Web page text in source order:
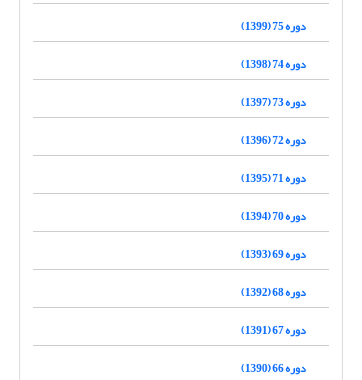
دوره 75 (1399)
دوره 74 (1398)
دوره 73 (1397)
دوره 72 (1396)
دوره 71 (1395)
دوره 70 (1394)
دوره 69 (1393)
دوره 68 (1392)
دوره 67 (1391)
دوره 66 (1390)